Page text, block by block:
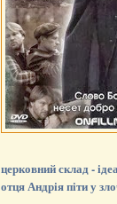
церковний склад -
отця Андрія піти у